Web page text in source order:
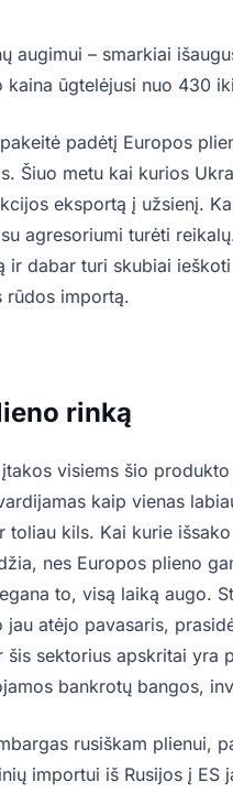
augimui – smarkiai
kaina ūgtelėjusi nuo 430
padėtį Europos
Šiuo metu kai kurios
eksportą į užsienį.
agresoriumi turėti
ir dabar turi skubiai
rūdos importą.
rinką
visiems šio
kaip vienas
toliau kils. Kai kurie
nes Europos plieno
to, visą laiką augo.
atėjo pavasaris,
šis sektorius apskritai yra
bankrotų bangos,
rusiškam plienui,
importui iš Rusijos į